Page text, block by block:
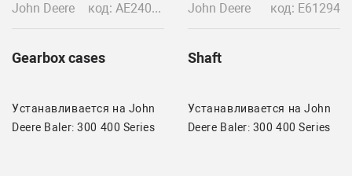
John Deere код: AE24022 DC23665
Gearbox cases
Устанавливается на John
Deere Baler: 300 400 Series
John Deere код: E61294
Shaft
Устанавливается на John
Deere Baler: 300 400 Series